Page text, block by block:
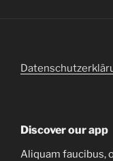
Discover our app
Aliquam faucibus,